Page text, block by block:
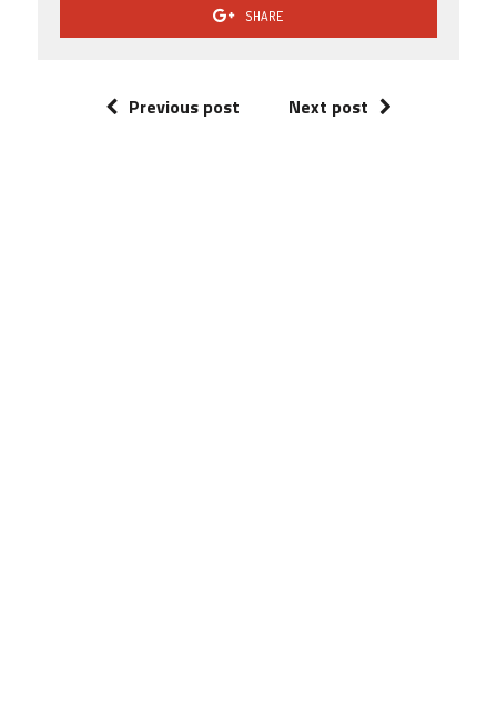
SHARE
Previous post Next post